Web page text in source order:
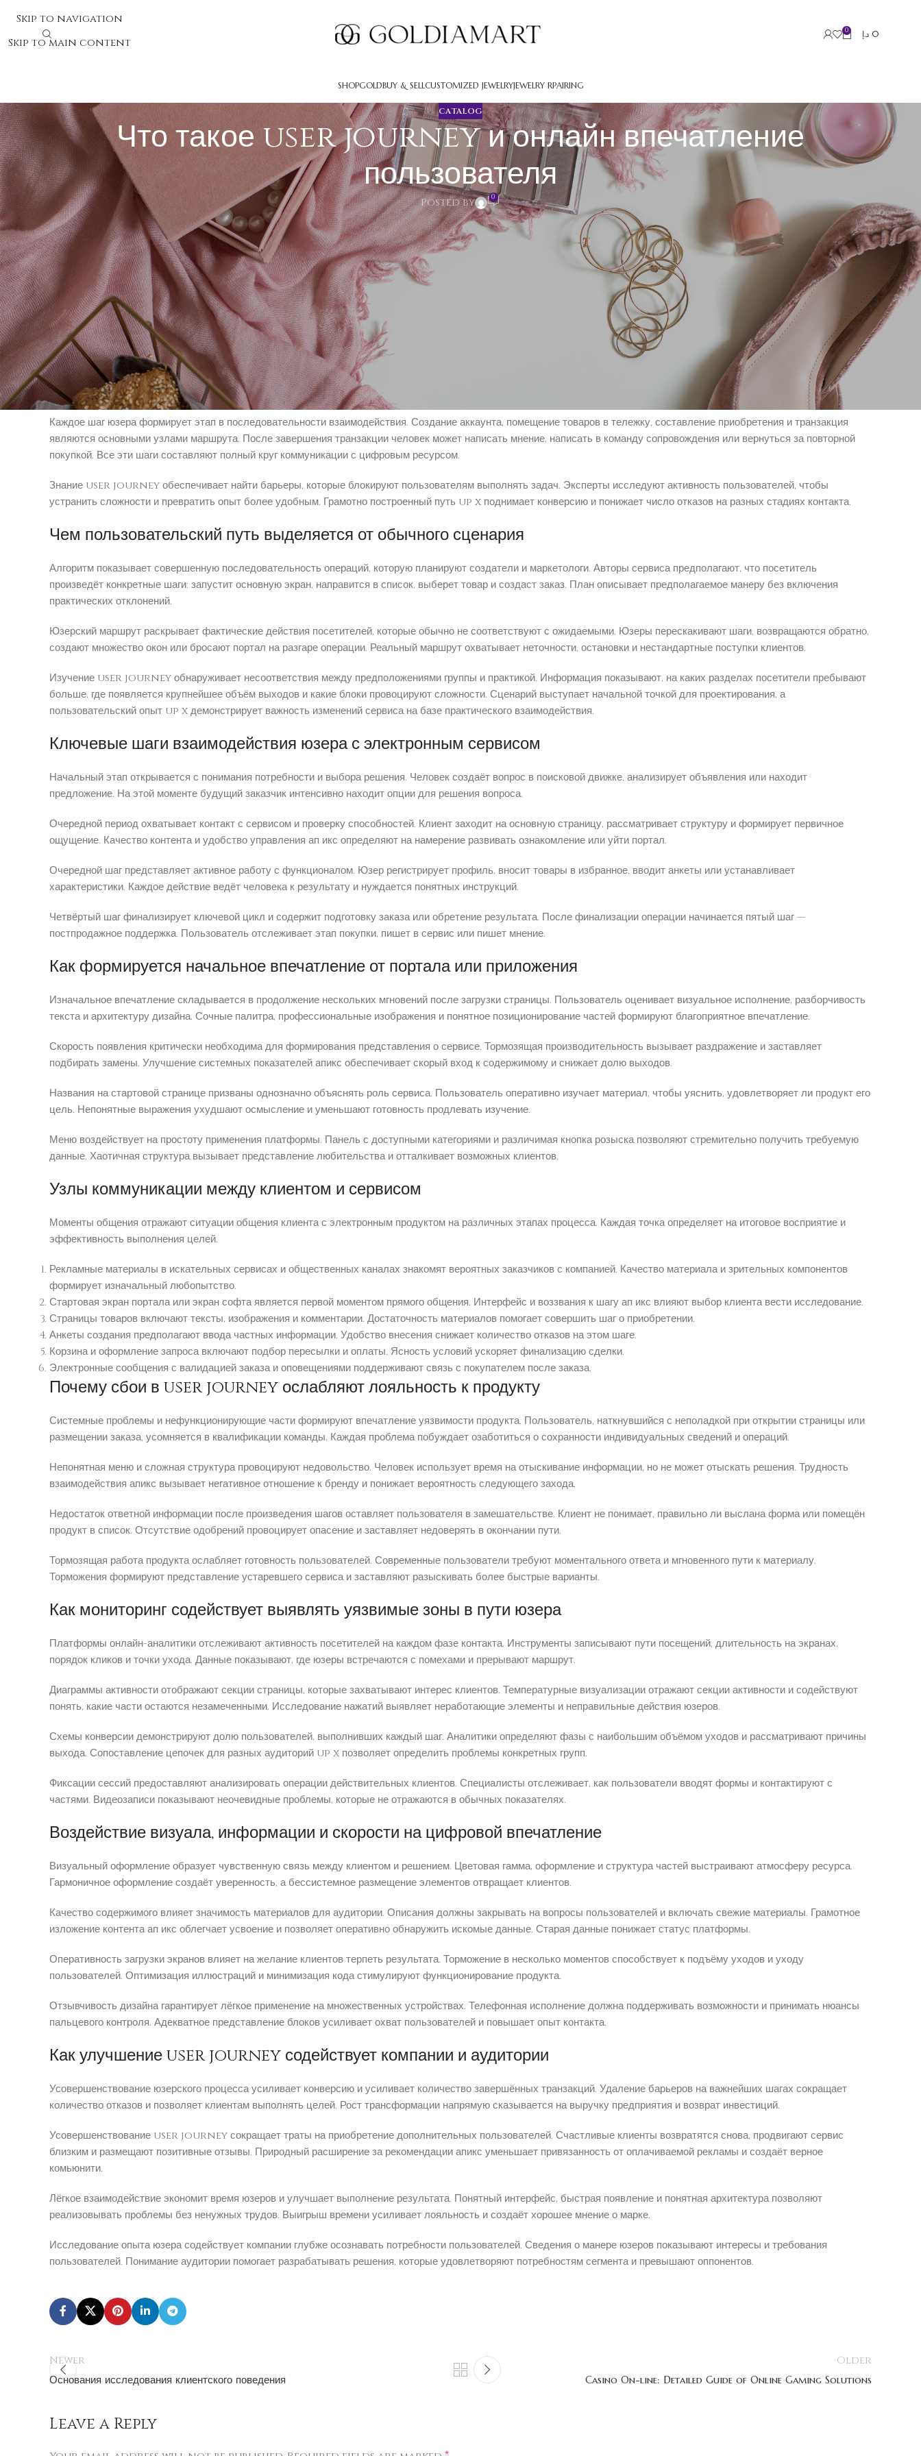
Skip to navigation
Skip to main content
0 0 د.إ
SHOPGOLDBUY & SELLCUSTOMIZED JEWELRYJEWELRY RPAIRING
CATALOG
Что такое user journey и онлайн впечатление
пользователя
Posted by 0
Что такое user journey и онлайн впечатление пользователя
User journey представляет собой цепочку шагов, которые осуществляет посетитель при работе с сайтом, приложением или сервисом. Виртуальный впечатление
клиента включает все переживания, чувства и итоги, приобретённые во время этого пути. Предприятия изучают каждый этап клиентов, чтобы установить, где возникают
трудности и какап хулучшить оценку решения. Качественный user journey способствует выполнять бизнес-целей и увеличивает лояльность заказчиков.
Определение user journey доступными словами
User journey отображает маршрут клиента от начального ознакомления с решением до выполнения конкретной задачи. Маршрут берёт с этапа, когда потенциальный
пользователь обнаруживает о присутствии продукта через рекламу, искательный движок или рекомендацию знакомых. Затем пользователь изучает сведения на основной
странице, направляется в каталог продуктов или раздел сервисов, просматривает пояснения и сравнивает возможности.
Каждое шаг юзера формирует этап в последовательности взаимодействия. Создание аккаунта, помещение товаров в тележку, составление приобретения и транзакция
являются основными узлами маршрута. После завершения транзакции человек может написать мнение, написать в команду сопровождения или вернуться за повторной
покупкой. Все эти шаги составляют полный круг коммуникации с цифровым ресурсом.
Знание user journey обеспечивает найти барьеры, которые блокируют пользователям выполнять задач. Эксперты исследуют активность пользователей, чтобы
устранить сложности и превратить опыт более удобным. Грамотно построенный путь up x поднимает конверсию и понижает число отказов на разных стадиях контакта.
Чем пользовательский путь выделяется от обычного сценария
Алгоритм показывает совершенную последовательность операций, которую планируют создатели и маркетологи. Авторы сервиса предполагают, что посетитель
произведёт конкретные шаги: запустит основную экран, направится в список, выберет товар и создаст заказ. План описывает предполагаемое манеру без включения
практических отклонений.
Юзерский маршрут раскрывает фактические действия посетителей, которые обычно не соответствуют с ожидаемыми. Юзеры перескакивают шаги, возвращаются обратно,
создают множество окон или бросают портал на разгаре операции. Реальный маршрут охватывает неточности, остановки и нестандартные поступки клиентов.
Изучение user journey обнаруживает несоответствия между предположениями группы и практикой. Информация показывают, на каких разделах посетители пребывают
больше, где появляется крупнейшее объём выходов и какие блоки провоцируют сложности. Сценарий выступает начальной точкой для проектирования, а
пользовательский опыт up x демонстрирует важность изменений сервиса на базе практического взаимодействия.
Ключевые шаги взаимодействия юзера с электронным сервисом
Начальный этап открывается с понимания потребности и выбора решения. Человек создаёт вопрос в поисковой движке, анализирует объявления или находит
предложение. На этой моменте будущий заказчик интенсивно находит опции для решения вопроса.
Очередной период охватывает контакт с сервисом и проверку способностей. Клиент заходит на основную страницу, рассматривает структуру и формирует первичное
ощущение. Качество контента и удобство управления ап икс определяют на намерение развивать ознакомление или уйти портал.
Очередной шаг представляет активное работу с функционалом. Юзер регистрирует профиль, вносит товары в избранное, вводит анкеты или устанавливает
характеристики. Каждое действие ведёт человека к результату и нуждается понятных инструкций.
Четвёртый шаг финализирует ключевой цикл и содержит подготовку заказа или обретение результата. После финализации операции начинается пятый шаг —
постпродажное поддержка. Пользователь отслеживает этап покупки, пишет в сервис или пишет мнение.
Как формируется начальное впечатление от портала или приложения
Изначальное впечатление складывается в продолжение нескольких мгновений после загрузки страницы. Пользователь оценивает визуальное исполнение, разборчивость
текста и архитектуру дизайна. Сочные палитра, профессиональные изображения и понятное позиционирование частей формируют благоприятное впечатление.
Скорость появления критически необходима для формирования представления о сервисе. Тормозящая производительность вызывает раздражение и заставляет
подбирать замены. Улучшение системных показателей апикс обеспечивает скорый вход к содержимому и снижает долю выходов.
Названия на стартовой странице призваны однозначно объяснять роль сервиса. Пользователь оперативно изучает материал, чтобы уяснить, удовлетворяет ли продукт его
цель. Непонятные выражения ухудшают осмысление и уменьшают готовность продлевать изучение.
Меню воздействует на простоту применения платформы. Панель с доступными категориями и различимая кнопка розыска позволяют стремительно получить требуемую
данные. Хаотичная структура вызывает представление любительства и отталкивает возможных клиентов.
Узлы коммуникации между клиентом и сервисом
Моменты общения отражают ситуации общения клиента с электронным продуктом на различных этапах процесса. Каждая точка определяет на итоговое восприятие и
эффективность выполнения целей.
Рекламные материалы в искательных сервисах и общественных каналах знакомят вероятных заказчиков с компанией. Качество материала и зрительных компонентов
формирует изначальный любопытство.
Стартовая экран портала или экран софта является первой моментом прямого общения. Интерфейс и воззвания к шагу ап икс влияют выбор клиента вести исследование.
Страницы товаров включают тексты, изображения и комментарии. Достаточность материалов помогает совершить шаг о приобретении.
Анкеты создания предполагают ввода частных информации. Удобство внесения снижает количество отказов на этом шаге.
Корзина и оформление запроса включают подбор пересылки и оплаты. Ясность условий ускоряет финализацию сделки.
Электронные сообщения с валидацией заказа и оповещениями поддерживают связь с покупателем после заказа.
Почему сбои в user journey ослабляют лояльность к продукту
Системные проблемы и нефункционирующие части формируют впечатление уязвимости продукта. Пользователь, наткнувшийся с неполадкой при открытии страницы или
размещении заказа, усомняется в квалификации команды. Каждая проблема побуждает озаботиться о сохранности индивидуальных сведений и операций.
Непонятная меню и сложная структура провоцируют недовольство. Человек использует время на отыскивание информации, но не может отыскать решения. Трудность
взаимодействия апикс вызывает негативное отношение к бренду и понижает вероятность следующего захода.
Недостаток ответной информации после произведения шагов оставляет пользователя в замешательстве. Клиент не понимает, правильно ли выслана форма или помещён
продукт в список. Отсутствие одобрений провоцирует опасение и заставляет недоверять в окончании пути.
Тормозящая работа продукта ослабляет готовность пользователей. Современные пользователи требуют моментального ответа и мгновенного пути к материалу.
Торможения формируют представление устаревшего сервиса и заставляют разыскивать более быстрые варианты.
Как мониторинг содействует выявлять уязвимые зоны в пути юзера
Платформы онлайн-аналитики отслеживают активность посетителей на каждом фазе контакта. Инструменты записывают пути посещений, длительность на экранах,
порядок кликов и точки ухода. Данные показывают, где юзеры встречаются с помехами и прерывают маршрут.
Диаграммы активности отображают секции страницы, которые захватывают интерес клиентов. Температурные визуализации отражают секции активности и содействуют
понять, какие части остаются незамеченными. Исследование нажатий выявляет неработающие элементы и неправильные действия юзеров.
Схемы конверсии демонстрируют долю пользователей, выполнивших каждый шаг. Аналитики определяют фазы с наибольшим объёмом уходов и рассматривают причины
выхода. Сопоставление цепочек для разных аудиторий up x позволяет определить проблемы конкретных групп.
Фиксации сессий предоставляют анализировать операции действительных клиентов. Специалисты отслеживает, как пользователи вводят формы и контактируют с
частями. Видеозаписи показывают неочевидные проблемы, которые не отражаются в обычных показателях.
Воздействие визуала, информации и скорости на цифровой впечатление
Визуальный оформление образует чувственную связь между клиентом и решением. Цветовая гамма, оформление и структура частей выстраивают атмосферу ресурса.
Гармоничное оформление создаёт уверенность, а бессистемное размещение элементов отвращает клиентов.
Качество содержимого влияет значимость материалов для аудитории. Описания должны закрывать на вопросы пользователей и включать свежие материалы. Грамотное
изложение контента ап икс облегчает усвоение и позволяет оперативно обнаружить искомые данные. Старая данные понижает статус платформы.
Оперативность загрузки экранов влияет на желание клиентов терпеть результата. Торможение в несколько моментов способствует к подъёму уходов и уходу
пользователей. Оптимизация иллюстраций и минимизация кода стимулируют функционирование продукта.
Отзывчивость дизайна гарантирует лёгкое применение на множественных устройствах. Телефонная исполнение должна поддерживать возможности и принимать нюансы
пальцевого контроля. Адекватное представление блоков усиливает охват пользователей и повышает опыт контакта.
Как улучшение user journey содействует компании и аудитории
Усовершенствование юзерского процесса усиливает конверсию и усиливает количество завершённых транзакций. Удаление барьеров на важнейших шагах сокращает
количество отказов и позволяет клиентам выполнять целей. Рост трансформации напрямую сказывается на выручку предприятия и возврат инвестиций.
Усовершенствование user journey сокращает траты на приобретение дополнительных пользователей. Счастливые клиенты возвратятся снова, продвигают сервис
близким и размещают позитивные отзывы. Природный расширение за рекомендации апикс уменьшает привязанность от оплачиваемой рекламы и создаёт верное
комьюнити.
Лёгкое взаимодействие экономит время юзеров и улучшает выполнение результата. Понятный интерфейс, быстрая появление и понятная архитектура позволяют
реализовывать проблемы без ненужных трудов. Выигрыш времени усиливает лояльность и создаёт хорошее мнение о марке.
Исследование опыта юзера содействует компании глубже осознавать потребности пользователей. Сведения о манере юзеров показывают интересы и требования
пользователей. Понимание аудитории помогает разрабатывать решения, которые удовлетворяют потребностям сегмента и превышают оппонентов.
Newer
Основания исследования клиентского поведения
Older
Casino On-line: Detailed Guide of Online Gaming Solutions
Leave a Reply